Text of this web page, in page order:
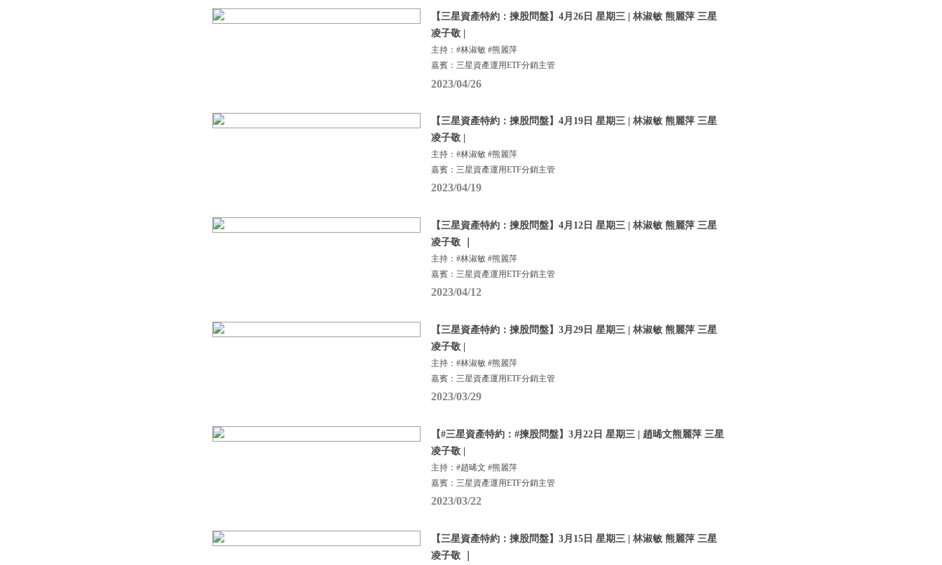
【三星資產特約：揀股問盤】4月26日 星期三 | 林淑敏 熊麗萍 三星
凌子敬 |
主持：#林淑敏 #熊麗萍
嘉賓：三星資產運用ETF分銷主管
2023/04/26
【三星資產特約：揀股問盤】4月19日 星期三 | 林淑敏 熊麗萍 三星
凌子敬 |
主持：#林淑敏 #熊麗萍
嘉賓：三星資產運用ETF分銷主管
2023/04/19
【三星資產特約：揀股問盤】4月12日 星期三 | 林淑敏 熊麗萍 三星
凌子敬 ｜
主持：#林淑敏 #熊麗萍
嘉賓：三星資產運用ETF分銷主管
2023/04/12
【三星資產特約：揀股問盤】3月29日 星期三 | 林淑敏 熊麗萍 三星
凌子敬 |
主持：#林淑敏 #熊麗萍
嘉賓：三星資產運用ETF分銷主管
2023/03/29
【#三星資產特約：#揀股問盤】3月22日 星期三 | 趙晞文熊麗萍 三星
凌子敬 |
主持：#趙晞文 #熊麗萍
嘉賓：三星資產運用ETF分銷主管
2023/03/22
【三星資產特約：揀股問盤】3月15日 星期三 | 林淑敏 熊麗萍 三星
凌子敬 ｜